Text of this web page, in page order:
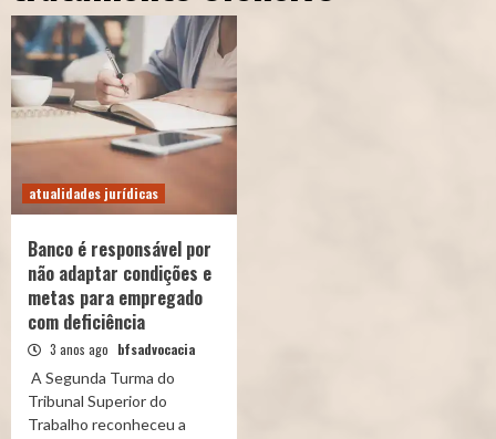
atualidades jurídicas
Banco é responsável por
não adaptar condições e
metas para empregado
com deficiência
3 anos ago bfsadvocacia
A Segunda Turma do
Tribunal Superior do
Trabalho reconheceu a